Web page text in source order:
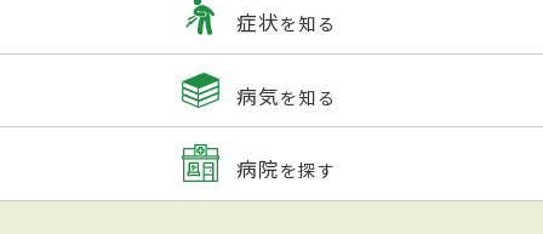
症状を知る
病気を知る
病院を探す